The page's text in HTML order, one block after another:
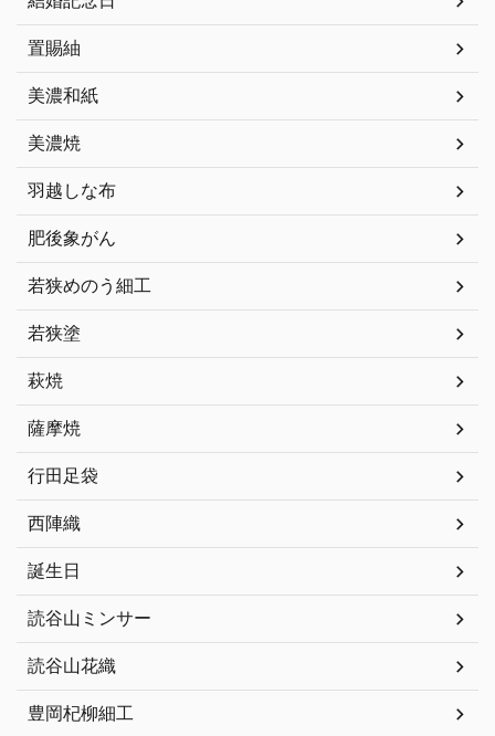
置賜紬
美濃和紙
美濃焼
羽越しな布
肥後象がん
若狭めのう細工
若狭塗
萩焼
薩摩焼
行田足袋
西陣織
誕生日
読谷山ミンサー
読谷山花織
豊岡杞柳細工